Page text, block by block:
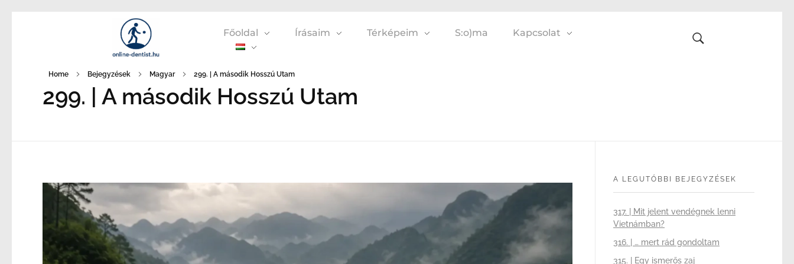
Főoldal Írásaim Térképeim S:o)ma Kapcsolat
Home Bejegyzések Magyar 299. | A második Hosszú Utam
299. | A második Hosszú Utam
A LEGUTÓBBI BEJEGYZÉSEK
317. | Mit jelent vendégnek lenni
Vietnámban?
316. | … mert rád gondoltam
315. | Egy ismerős zaj